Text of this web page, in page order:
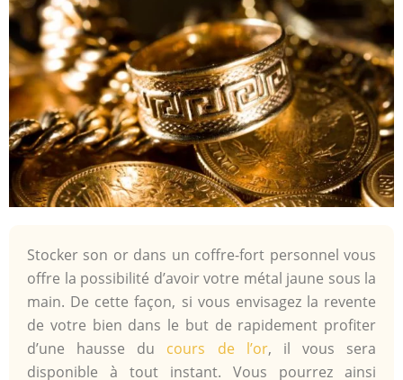
Stocker son or dans un coffre-fort personnel vous
offre la possibilité d’avoir votre métal jaune sous la
main. De cette façon, si vous envisagez la revente
de votre bien dans le but de rapidement profiter
d’une hausse du cours de l’or, il vous sera
disponible à tout instant. Vous pourrez ainsi